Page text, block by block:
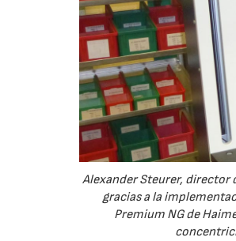
Alexander Steurer, director
gracias a la
Premium NG de